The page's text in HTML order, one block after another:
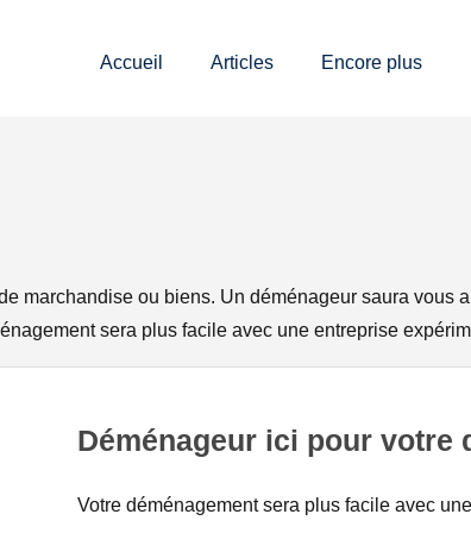
Accueil Articles Encore plus
marchandise ou biens. Un déménageur saura vous
sera plus facile avec une entreprise
Déménageur ici pour votre
Votre déménagement sera plus facile avec